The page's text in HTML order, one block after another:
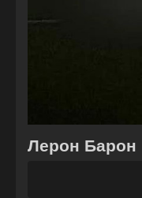
Лерон Барон